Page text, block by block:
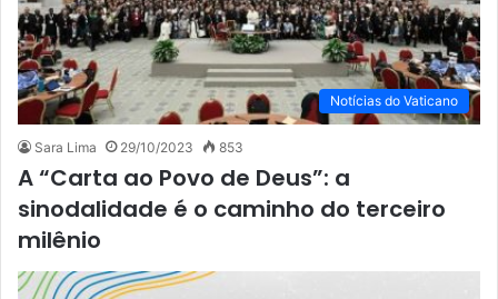
Notícias do Vaticano
Sara Lima 29/10/2023 853
A “Carta ao Povo de Deus”: a
sinodalidade é o caminho do terceiro
milênio